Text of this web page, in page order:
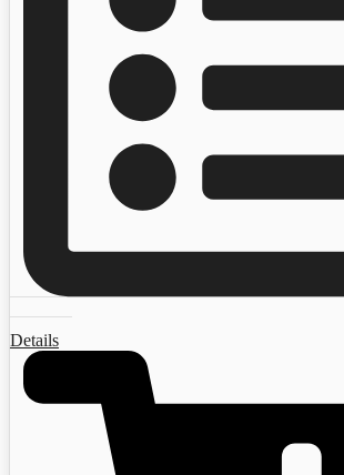
Details